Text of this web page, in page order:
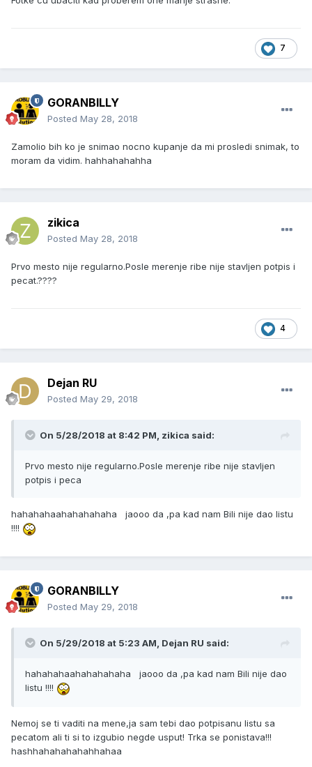
7
GORANBILLY
Posted May 28, 2018
Zamolio bih ko je snimao nocno kupanje da mi prosledi snimak, to
moram da vidim. hahhahahahha
zikica
Posted May 28, 2018
Prvo mesto nije regularno.Posle merenje ribe nije stavljen potpis i
pecat.????
4
Dejan RU
Posted May 29, 2018
On 5/28/2018 at 8:42 PM, zikica said:
Prvo mesto nije regularno.Posle merenje ribe nije stavljen
potpis i peca
hahahahaahahahahaha jaooo da ,pa kad nam Bili nije dao listu
!!!!
GORANBILLY
Posted May 29, 2018
On 5/29/2018 at 5:23 AM, Dejan RU said:
hahahahaahahahahaha jaooo da ,pa kad nam Bili nije dao
listu !!!!
Nemoj se ti vaditi na mene,ja sam tebi dao potpisanu listu sa
pecatom ali ti si to izgubio negde usput! Trka se ponistava!!!
hashhahahahahahhahaa